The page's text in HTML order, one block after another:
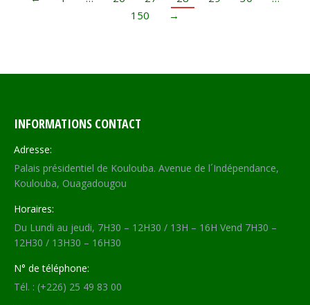
150
→
INFORMATIONS CONTACT
Adresse:
Palais présidentiel de Koulouba. Avenue de l´Indépendance,
Koulouba, Ouagadougou
Horaires:
Du Lundi au jeudi, 7H30 – 12H30 / 13H – 16H Vend 7H30 –
12H30 / 13H30 – 16H30
N° de téléphone:
Tél. : (+226) 25 49 83 00